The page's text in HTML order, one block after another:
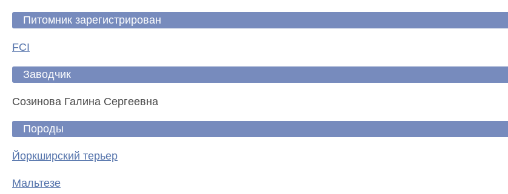
Питомник зарегистрирован
FCI
Заводчик
Созинова Галина Сергеевна
Породы
Йоркширский терьер
Мальтезе